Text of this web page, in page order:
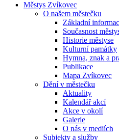
Městys Zvíkovec
O našem městečku
Základní
Současnost
Historie městyse
Kulturní památky
Hymna, znak a
Publikace
Mapa Zvíkovec
Dění v městečku
Aktuality
Kalendář akcí
Akce v okolí
Galerie
O nás v mediích
Subjekty a služby